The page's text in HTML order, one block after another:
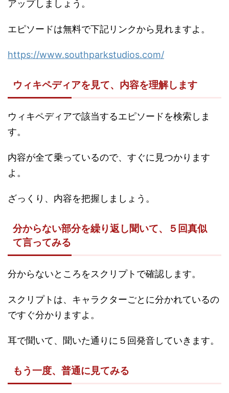
アップしましょう。
エピソードは無料で下記リンクから見れますよ。
https://www.southparkstudios.com/
ウィキペディアを見て、内容を理解します
ウィキペディアで該当するエピソードを検索しま
す。
内容が全て乗っているので、すぐに見つかります
よ。
ざっくり、内容を把握しましょう。
分からない部分を繰り返し聞いて、５回真似
て言ってみる
分からないところをスクリプトで確認します。
スクリプトは、キャラクターごとに分かれているの
ですぐ分かりますよ。
耳で聞いて、聞いた通りに５回発音していきます。
もう一度、普通に見てみる